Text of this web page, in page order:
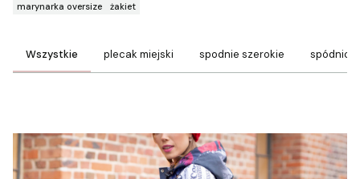
marynarka oversize
żakiet
Wszystkie plecak miejski spodnie szerokie spódnice